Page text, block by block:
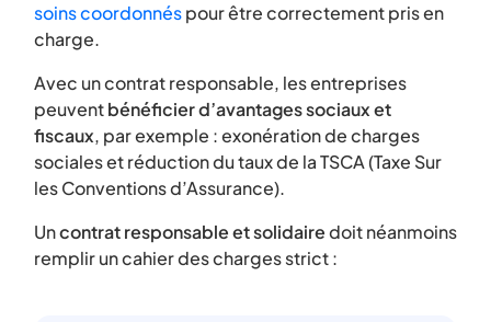
soins coordonnéspour être correctement pris en
charge.
Avec un contrat responsable, les entreprises
peuventbénéficier d’avantages sociaux et
fiscaux, par exemple : exonération de charges
sociales et réduction du taux de la TSCA (Taxe Sur
les Conventions d’Assurance).
Uncontrat responsable et solidairedoit néanmoins
remplir un cahier des charges strict :